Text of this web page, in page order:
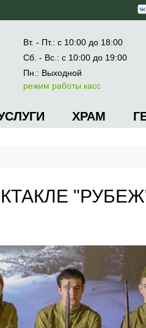
Вт. - Пт.: с 10:00 до 18:00
Сб. - Вс.: с 10:00 до 19:00
Пн.: Выходной
режим работы касс
ХРАМ